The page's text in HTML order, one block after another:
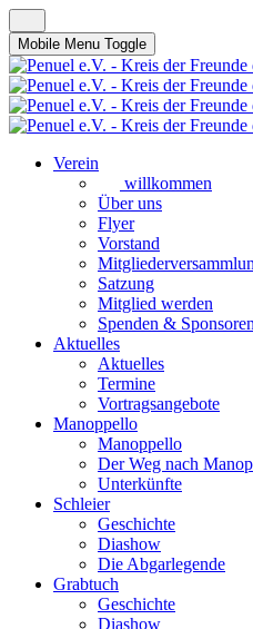
Mobile Menu Toggle
Verein
willkommen
Über uns
Flyer
Vorstand
Satzung
Mitglied werden
Spenden & Sponsoren
Aktuelles
Aktuelles
Termine
Vortragsangebote
Manoppello
Manoppello
Der Weg nach
Unterkünfte
Schleier
Geschichte
Diashow
Die Abgarlegende
Grabtuch
Geschichte
Diashow